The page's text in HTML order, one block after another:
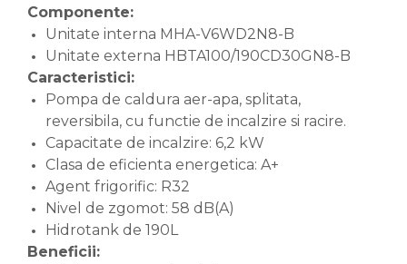
Componente:
Unitate interna MHA-V6WD2N8-B
Unitate externa HBTA100/190CD30GN8-B
Caracteristici:
Pompa de caldura aer-apa, splitata,
reversibila, cu functie de incalzire si racire.
Capacitate de incalzire: 6,2 kW
Clasa de eficienta energetica: A+
Agent frigorific: R32
Nivel de zgomot: 58 dB(A)
Hidrotank de 190L
Beneficii: